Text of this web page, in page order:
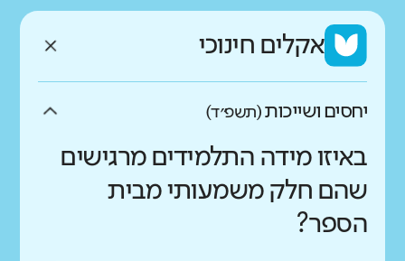
אקלים חינוכי
יחסים ושייכות(תשפ״ד)
באיזו מידה התלמידים מרגישים
שהם חלק משמעותי מבית
הספר?